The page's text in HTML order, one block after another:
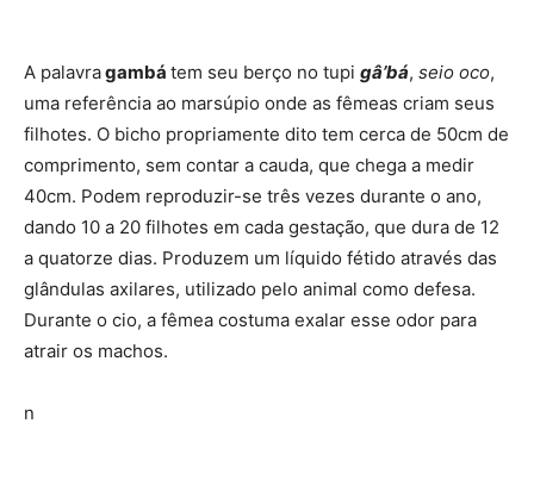
A palavragambá tem seu berço no tupi gâ’bá, seio oco,
uma referência ao marsúpio onde as fêmeas criam seus
filhotes. O bicho propriamente dito tem cerca de 50cm de
comprimento, sem contar a cauda, que chega a medir
40cm. Podem reproduzir-se três vezes durante o ano,
dando 10 a 20 filhotes em cada gestação, que dura de 12
a quatorze dias. Produzem um líquido fétido através das
glândulas axilares, utilizado pelo animal como defesa.
Durante o cio, a fêmea costuma exalar esse odor para
atrair os machos.
n